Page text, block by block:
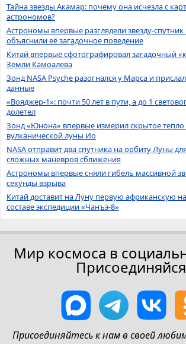
Тайна звезды Акамар: почему она исчезла с
астрономов?
Астрономы впервые разглядели звезду-спутник
объяснили её загадочное поведение
Китай впервые сфотографировал загадочный
Земли Камоалева
Зонд NASA Psyche разогнался у Марса и
данные
«Вояджер-1»: почти 50 лет в пути, а до 1
долетел
Зонд «Юнона» впервые измерил скрытое
вулканической луны Ио
NASA отправит два спутника на орбиту Луны
сложных маневров сближения
Астрономы впервые сняли гибель массивной
секунды взрыва
Китай доставит на Луну первую африканскую
составе экспедиции «Чанъэ-8»
Мир космоса в
Присоединяйтесь к нам в своей